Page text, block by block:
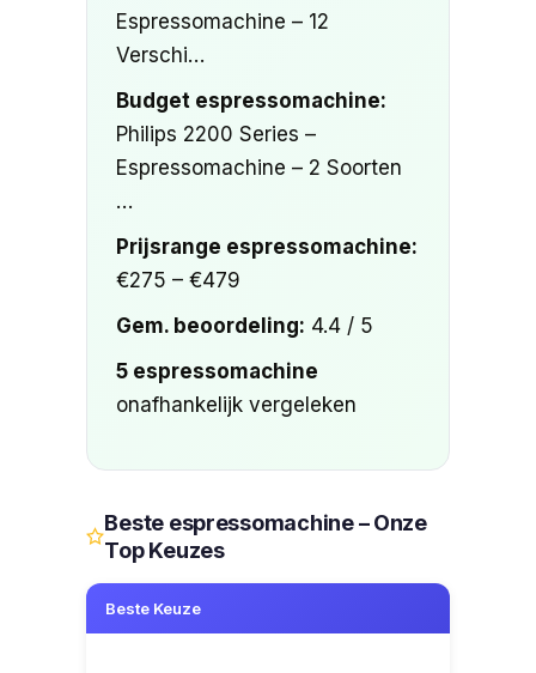
Espressomachine – 12
Verschi…
Budget espressomachine:
Philips 2200 Series –
Espressomachine – 2 Soorten
…
Prijsrange espressomachine:
€275 – €479
Gem. beoordeling: 4.4 / 5
5 espressomachine
onafhankelijk vergeleken
Beste espressomachine – Onze
Top Keuzes
Beste Keuze